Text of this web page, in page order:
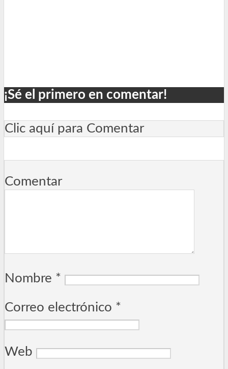
¡Sé el primero en comentar!
Clic aquí para Comentar
Comentar
Nombre *
Correo electrónico *
Web